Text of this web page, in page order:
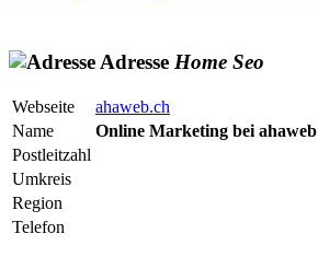
Adresse Home Seo
Webseite
ahaweb.ch
Name
Online Marketing bei ahaweb
Postleitzahl
Umkreis
Region
Telefon